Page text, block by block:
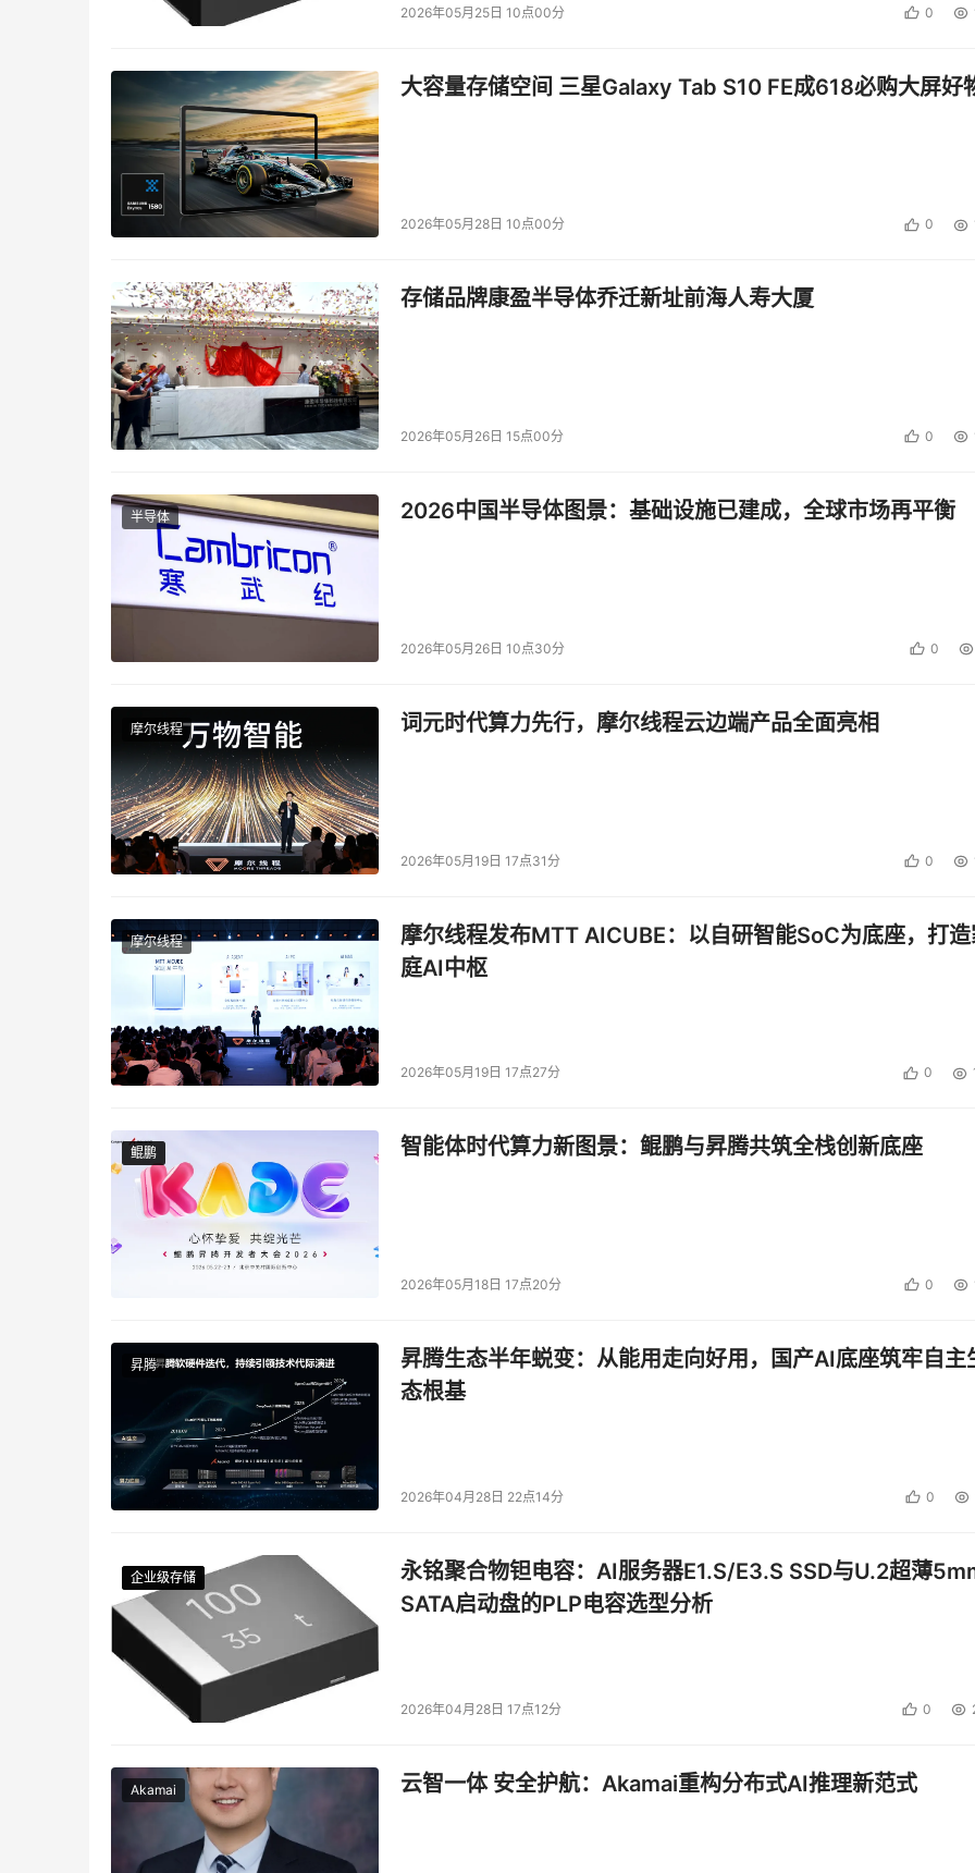
2026年05月25日 10点00分 0
大容量存储空间 三星Galaxy Tab S10 FE成618必购大屏好
2026年05月28日 10点00分 0
存储品牌康盈半导体乔迁新址前海人寿大厦
2026年05月26日 15点00分 0
半导体 2026中国半导体图景：基础设施已建成，全球市场再平衡
2026年05月26日 10点30分 0
摩尔线程 词元时代算力先行，摩尔线程云边端产品全面亮相
2026年05月19日 17点31分 0
摩尔线程
摩尔线程发布MTT AICUBE：以自研智能SoC为底座，打
庭AI中枢
2026年05月19日 17点27分 0
鲲鹏
鲲鹏 智能体时代算力新图景：鲲鹏与昇腾共筑全栈创新底座
2026年05月18日 17点20分 0
昇腾
昇腾生态半年蜕变：从能用走向好用，国产AI底座筑牢自主
态根基
2026年04月28日 22点14分 0
企业级存储
企业级存储
企业级存储
企业级存储
永铭聚合物钽电容：AI服务器E1.S/E3.S SSD与U.2超薄
SATA启动盘的PLP电容选型分析
2026年04月28日 17点12分 0
Akamai 云智一体 安全护航：Akamai重构分布式AI推理新范式